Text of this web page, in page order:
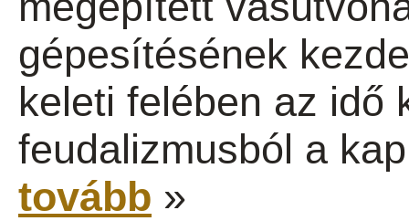
gépesítésének
keleti felében az idő
feudalizmusból a
tovább »